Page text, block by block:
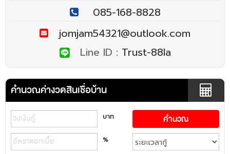
085-168-8828
jomjam54321@outlook.com
Line ID : Trust-88la
คำนวณค่างวดสินเชื่อบ้าน
บาท
%